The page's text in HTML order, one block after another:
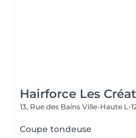
Hairforce Les
13, Rue des Bains Ville-Haute L-
Coupe tondeuse